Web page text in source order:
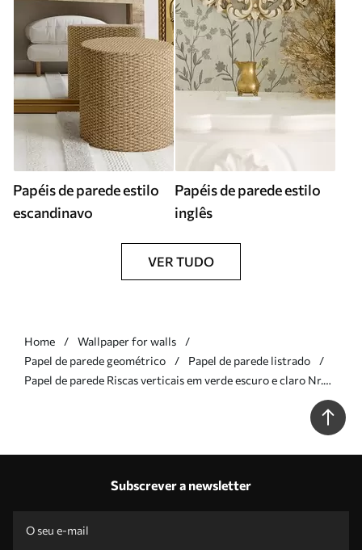
Papéis de parede estilo
escandinavo
Papéis de parede estilo
inglês
VER TUDO
Home
Wallpaper for walls
Papel de parede geométrico
Papel de parede listrado
Papel de parede Riscas verticais em verde escuro e claro Nr.
Subscrever a newsletter